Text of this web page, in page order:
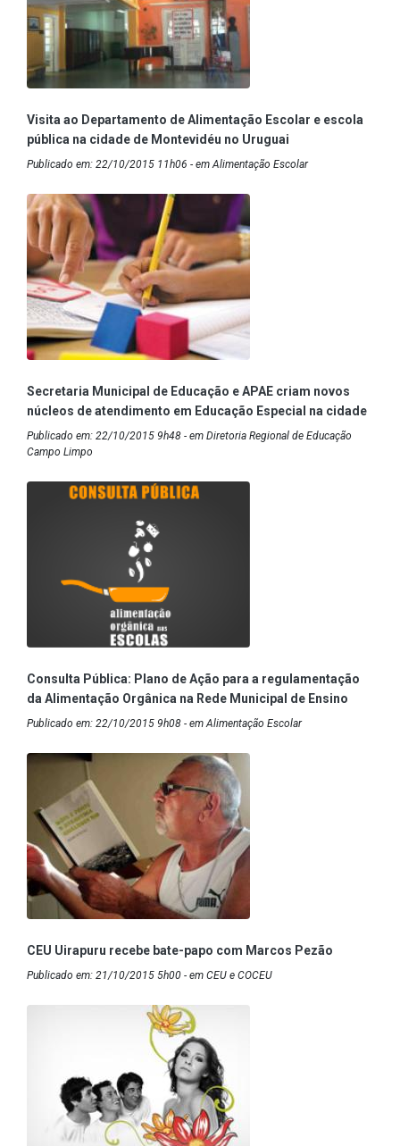
Visita ao Departamento de Alimentação Escolar e escola
pública na cidade de Montevidéu no Uruguai
Publicado em: 22/10/2015 11h06 - em Alimentação Escolar
Secretaria Municipal de Educação e APAE criam novos
núcleos de atendimento em Educação Especial na cidade
Publicado em: 22/10/2015 9h48 - em Diretoria Regional de Educação
Campo Limpo
Consulta Pública: Plano de Ação para a regulamentação
da Alimentação Orgânica na Rede Municipal de Ensino
Publicado em: 22/10/2015 9h08 - em Alimentação Escolar
CEU Uirapuru recebe bate-papo com Marcos Pezão
Publicado em: 21/10/2015 5h00 - em CEU e COCEU